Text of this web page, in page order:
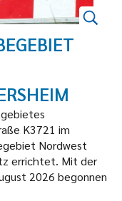
K3721 im
Nordwest
errichtet. Mit der
2026 begonnen